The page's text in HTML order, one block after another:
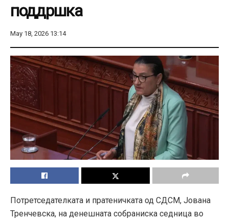
поддршка
May 18, 2026 13:14
Потретседателката и пратеничката од СДСМ, Јована
Тренчевска, на денешната собраниска седница во